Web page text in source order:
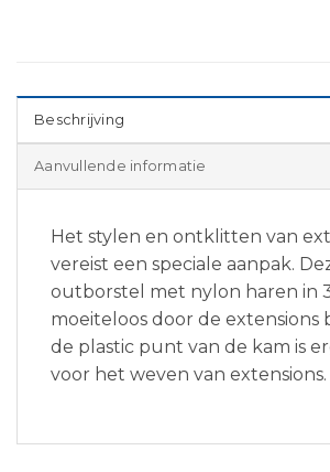
Beschrijving
Aanvullende informatie
Het stylen en ontklitten van
vereist een speciale aanpak.
outborstel met nylon haren in
moeiteloos door de extensions
de plastic punt van de kam is
voor het weven van extensions.